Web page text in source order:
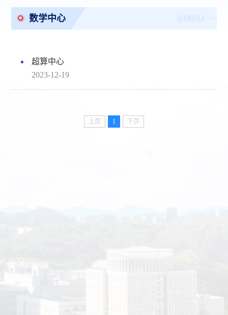
数学中心
超算中心
2023-12-19
上页 1 下页